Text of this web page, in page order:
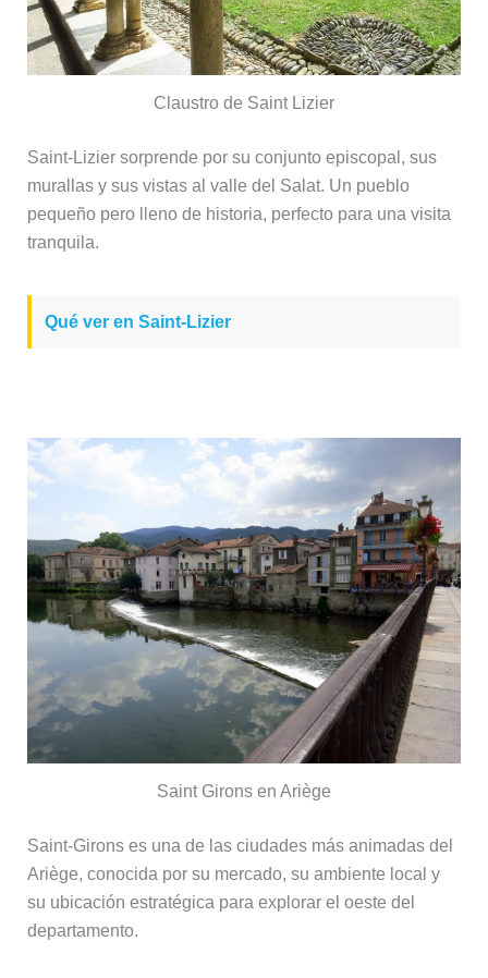
Claustro de Saint Lizier
Saint-Lizier sorprende por su conjunto episcopal, sus
murallas y sus vistas al valle del Salat. Un pueblo
pequeño pero lleno de historia, perfecto para una visita
tranquila.
Qué ver en Saint-Lizier
Saint Girons en Ariège
Saint-Girons es una de las ciudades más animadas del
Ariège, conocida por su mercado, su ambiente local y
su ubicación estratégica para explorar el oeste del
departamento.